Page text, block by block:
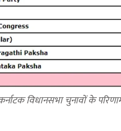
विधानसभा चुनावों के